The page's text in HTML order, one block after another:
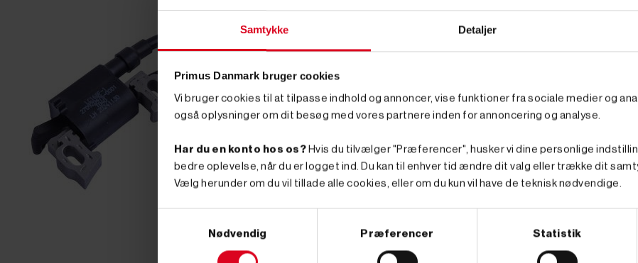
Samtykke Detaljer
Primus Danmark bruger cookies
Vi bruger cookies til at tilpasse indhold og annoncer, vise funktioner fra sociale medier og
også oplysninger om dit besøg med vores partnere inden for annoncering og analyse.
Har du en konto hos os? Hvis du tilvælger "Præferencer", husker vi dine personlige
bedre oplevelse, når du er logget ind. Du kan til enhver tid ændre dit valg eller trække dit
Vælg herunder om du vil tillade alle cookies, eller om du kun vil have de teknisk nødvendige.
Nødvendig Præferencer Statistik